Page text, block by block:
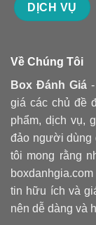
DỊCH VỤ
Về Chúng Tôi
Box Đánh Giá
giá các chủ đề
phẩm, dịch vụ,
đảo người dùng
tôi mong rằng
tin hữu ích và
nên dễ dàng và